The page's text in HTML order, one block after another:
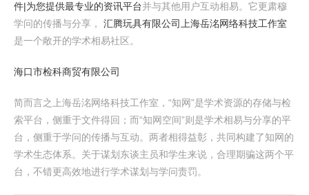
件|为您提供最专业的资讯平台并与其他用户互动相易。它更肃穆
学问的传播与分享， 汇腾玩具有限公司
上海岳洺网络科技工作室
是一个敞开的学术相易社区。
海口市检科商贸有限公司
简而言之上海岳洺网络科技工作室，“知网”是学术资源的存储与检
索平台，侧重于文件得回；而“知网空间”则是学术相易与分享的平
台，侧重于学问的传播与互动。两者相得益彰，共同构建了知网的
学术生态体系。关于谋划东谈主员和学生来说，合理期骗这两个平
台，不错更高效地进行学术谋划与学问责罚。